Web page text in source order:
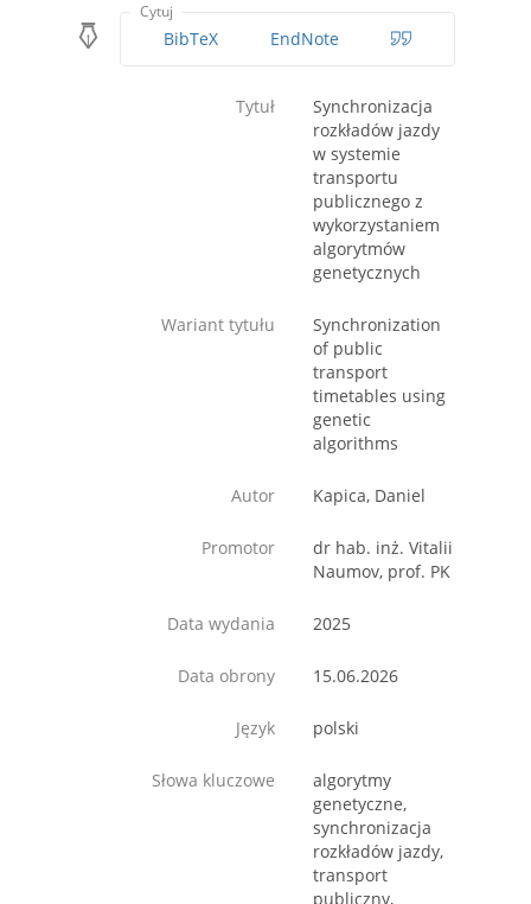
Cytuj
BibTeX EndNote
Tytuł
Synchronizacja
rozkładów jazdy
w systemie
transportu
publicznego z
wykorzystaniem
algorytmów
genetycznych
Wariant tytułu
Synchronization
of public
transport
timetables using
genetic
algorithms
Autor Kapica, Daniel
Promotor
dr hab. inż. Vitalii
Naumov, prof. PK
Data wydania 2025
Data obrony 15.06.2026
Język polski
Słowa kluczowe
algorytmy
genetyczne,
synchronizacja
rozkładów jazdy,
transport
publiczny,